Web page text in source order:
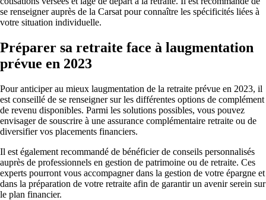
se renseigner auprès de la Carsat pour connaître les spécificités liées à
votre situation individuelle.
Préparer sa retraite face à laugmentation
prévue en 2023
Pour anticiper au mieux laugmentation de la retraite prévue en 2023, il
est conseillé de se renseigner sur les différentes options de complément
de revenu disponibles. Parmi les solutions possibles, vous pouvez
envisager de souscrire à une assurance complémentaire retraite ou de
diversifier vos placements financiers.
Il est également recommandé de bénéficier de conseils personnalisés
auprès de professionnels en gestion de patrimoine ou de retraite. Ces
experts pourront vous accompagner dans la gestion de votre épargne et
dans la préparation de votre retraite afin de garantir un avenir serein sur
le plan financier.